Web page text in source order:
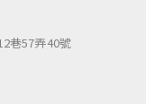
巷57弄40號